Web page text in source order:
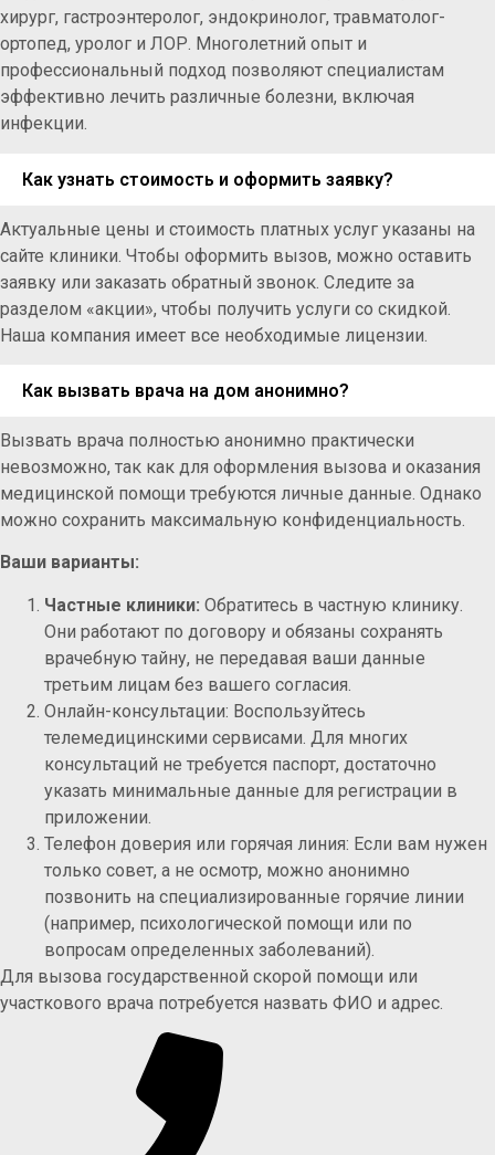
хирург, гастроэнтеролог, эндокринолог, травматолог-
ортопед, уролог и ЛОР. Многолетний опыт и
профессиональный подход позволяют специалистам
эффективно лечить различные болезни, включая
инфекции.
Как узнать стоимость и оформить заявку?
Актуальные цены и стоимость платных услуг указаны на
сайте клиники. Чтобы оформить вызов, можно оставить
заявку или заказать обратный звонок. Следите за
разделом «акции», чтобы получить услуги со скидкой.
Наша компания имеет все необходимые лицензии.
Как вызвать врача на дом анонимно?
Вызвать врача полностью анонимно практически
невозможно, так как для оформления вызова и оказания
медицинской помощи требуются личные данные. Однако
можно сохранить максимальную конфиденциальность.
Ваши варианты:
Частные клиники: Обратитесь в частную клинику.
Они работают по договору и обязаны сохранять
врачебную тайну, не передавая ваши данные
третьим лицам без вашего согласия.
Онлайн-консультации: Воспользуйтесь
телемедицинскими сервисами. Для многих
консультаций не требуется паспорт, достаточно
указать минимальные данные для регистрации в
приложении.
Телефон доверия или горячая линия: Если вам нужен
только совет, а не осмотр, можно анонимно
позвонить на специализированные горячие линии
(например, психологической помощи или по
вопросам определенных заболеваний).
Для вызова государственной скорой помощи или
участкового врача потребуется назвать ФИО и адрес.